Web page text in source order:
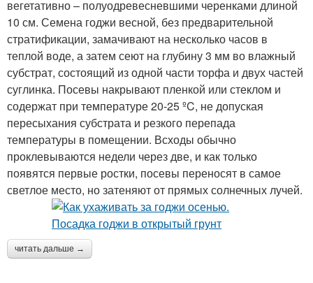
вегетативно – полуодревесневшими черенками длиной
10 см. Семена годжи весной, без предварительной
стратификации, замачивают на несколько часов в
теплой воде, а затем сеют на глубину 3 мм во влажный
субстрат, состоящий из одной части торфа и двух частей
суглинка. Посевы накрывают пленкой или стеклом и
содержат при температуре 20-25 ºC, не допуская
пересыхания субстрата и резкого перепада
температуры в помещении. Всходы обычно
проклевываются недели через две, и как только
появятся первые ростки, посевы переносят в самое
светлое место, но затеняют от прямых солнечных лучей.
читать дальше →